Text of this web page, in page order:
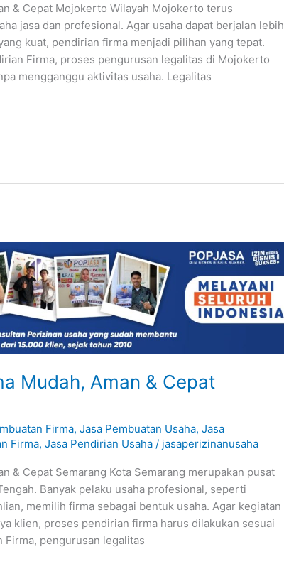
& Cepat Mojokerto Wilayah Mojokerto terus
jasa dan profesional. Agar usaha dapat berjalan lebih
kuat, pendirian firma menjadi pilihan yang tepat.
Firma, proses pengurusan legalitas di Mojokerto
mengganggu aktivitas usaha. Legalitas
Mudah, Aman & Cepat
Firma,Jasa Pembuatan Usaha,Jasa
Firma,Jasa Pendirian Usaha / jasaperizinanusaha
& Cepat Semarang Kota Semarang merupakan pusat
Banyak pelaku usaha profesional, seperti
memilih firma sebagai bentuk usaha. Agar kegiatan
klien, proses pendirian firma harus dilakukan sesuai
Firma, pengurusan legalitas